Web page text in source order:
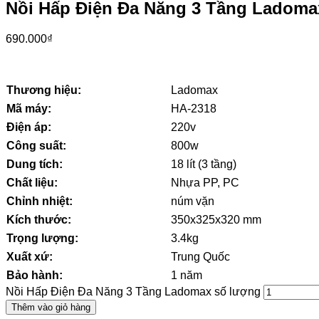
Nồi Hấp Điện Đa Năng 3 Tầng
690.000₫
Thương hiệu:
Ladomax
Mã máy:
HA-2318
Điện áp:
220v
Công suất:
800w
Dung tích:
18 lít (3 tầng)
Chất liệu:
Nhựa PP, PC
Chỉnh nhiệt:
núm vặn
Kích thước:
350x325x320 mm
Trọng lượng:
3.4kg
Xuất xứ:
Trung Quốc
Bảo hành:
1 năm
Nồi Hấp Điện Đa Năng 3 Tầng Ladomax số lượng
Thêm vào giỏ hàng